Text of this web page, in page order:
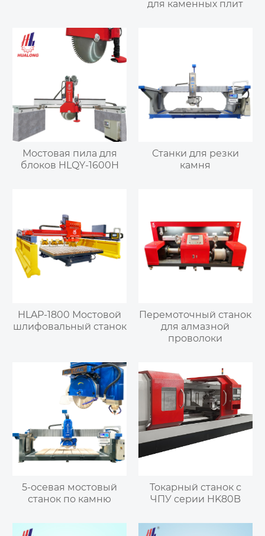
для каменных плит
Мостовая пила для
блоков HLQY-1600H
Станки для резки
камня
HLAP-1800 Мостовой
шлифовальный станок
Перемоточный станок
для алмазной
проволоки
5-осевая мостовый
станок по камню
Токарный станок с
ЧПУ серии HK80B